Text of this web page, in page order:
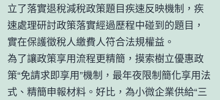
立了落實退稅減稅政策題目疾速反映機制，疾
速處理研討政策落實經過歷程中碰到的題目，
實在保護徵稅人繳費人符合法規權益。
為了讓政策享用流程更精簡，摸索樹立優惠政
策“免請求即享用”機制，最年夜限制簡化享用法
式、精簡申報材料。好比，為小微企業供給“三